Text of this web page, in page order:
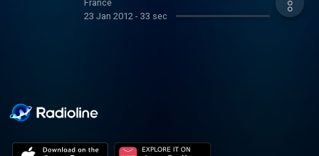
France
23 Jan 2012 - 33 sec